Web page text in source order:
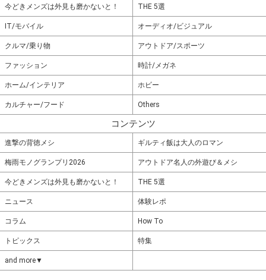
今どきメンズは外見も磨かないと！ THE 5選
IT/モバイル オーディオ/ビジュアル
クルマ/乗り物 アウトドア/スポーツ
ファッション 時計/メガネ
ホーム/インテリア ホビー
カルチャー/フード Others
コンテンツ
進撃の背徳メシ ギルティ飯は大人のロマン
梅雨モノグランプリ2026 アウトドア名人の外遊び＆メシ
今どきメンズは外見も磨かないと！ THE 5選
ニュース 体験レポ
コラム How To
トピックス 特集
and more▼